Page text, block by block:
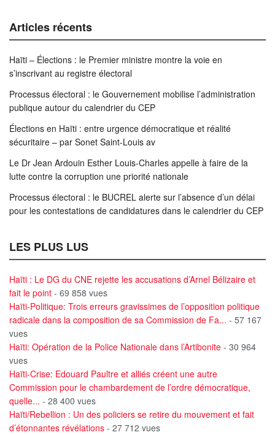
Articles récents
Haïti – Élections : le Premier ministre montre la voie en
s’inscrivant au registre électoral
Processus électoral : le Gouvernement mobilise l’administration
publique autour du calendrier du CEP
Élections en Haïti : entre urgence démocratique et réalité
sécuritaire – par Sonet Saint-Louis av
Le Dr Jean Ardouin Esther Louis-Charles appelle à faire de la
lutte contre la corruption une priorité nationale
Processus électoral : le BUCREL alerte sur l’absence d’un délai
pour les contestations de candidatures dans le calendrier du CEP
LES PLUS LUS
Haïti : Le DG du CNE rejette les accusations d’Arnel Bélizaire et
fait le point - 69 858 vues
Haïti-Politique: Trois erreurs gravissimes de l’opposition politique
radicale dans la composition de sa Commission de Fa... - 57 167
vues
Haïti: Opération de la Police Nationale dans l’Artibonite - 30 964
vues
Haïti-Crise: Edouard Paultre et alliés créent une autre
Commission pour le chambardement de l’ordre démocratique,
quelle... - 28 400 vues
Haïti/Rebellion : Un des policiers se retire du mouvement et fait
d’étonnantes révélations - 27 712 vues